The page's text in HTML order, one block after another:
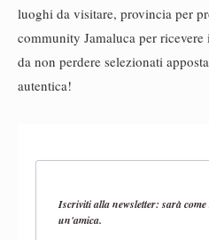
luoghi da visitare, provincia per
community Jamaluca per
da non perdere selezionati
autentica!